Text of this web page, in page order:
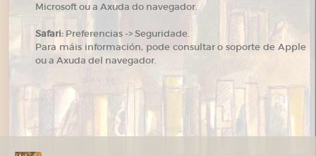
Microsoft ou a Axuda do navegador.
Safari: Preferencias -> Seguridade.
Para máis información, pode consultar o soporte de Apple
ou a Axuda del navegador.